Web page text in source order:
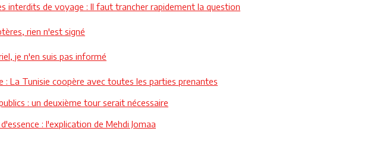
interdits de voyage : Il faut trancher rapidement la question
rien n'est signé
je n'en suis pas informé
: La Tunisie coopère avec toutes les parties prenantes
: un deuxième tour serait nécessaire
: l'explication de Mehdi Jomaa